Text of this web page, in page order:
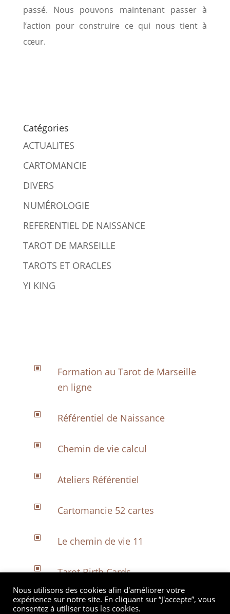
passé. Nous pouvons maintenant passer à
l’action pour construire ce qui nous tient à
cœur.
Catégories
ACTUALITES
CARTOMANCIE
DIVERS
NUMÉROLOGIE
REFERENTIEL DE NAISSANCE
TAROT DE MARSEILLE
TAROTS ET ORACLES
YI KING
W
Formation au Tarot de Marseille
en ligne
W Référentiel de Naissance
W Chemin de vie calcul
W Ateliers Référentiel
W Cartomancie 52 cartes
W Le chemin de vie 11
W Tarot Birth Cards
W Accompagnement Référentiel
Nous utilisons des cookies afin d'améliorer votre
expérience sur notre site. En cliquant sur “J'accepte”, vous
consentez à utiliser tous les cookies.